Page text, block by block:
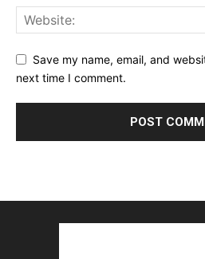
Save my name, email, and
next time I comment.